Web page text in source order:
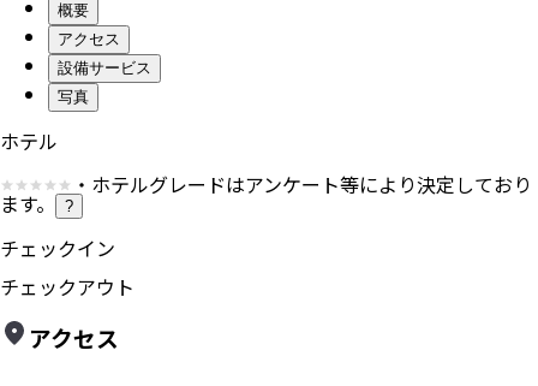
概要
アクセス
設備サービス
写真
ホテル
・ホテルグレードはアンケート等により決定しており
ます。 ?
チェックイン
チェックアウト
アクセス